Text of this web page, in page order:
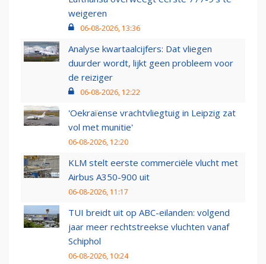
weigeren
06-08-2026, 13:36
Analyse kwartaalcijfers: Dat vliegen
duurder wordt, lijkt geen probleem voor
de reiziger
06-08-2026, 12:22
'Oekraïense vrachtvliegtuig in Leipzig zat
vol met munitie'
06-08-2026, 12:20
KLM stelt eerste commerciële vlucht met
Airbus A350-900 uit
06-08-2026, 11:17
TUI breidt uit op ABC-eilanden: volgend
jaar meer rechtstreekse vluchten vanaf
Schiphol
06-08-2026, 10:24